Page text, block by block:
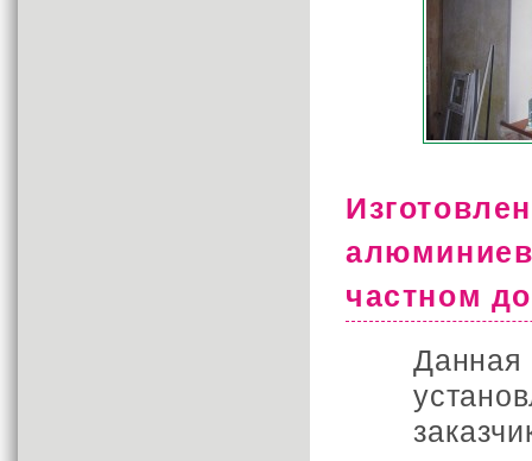
частном